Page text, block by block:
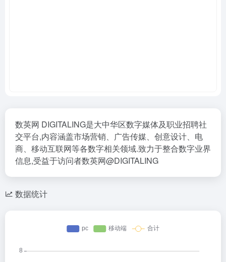
数英网 DIGITALING是大中华区数字媒体及职业招聘社
交平台,内容涵盖市场营销、广告传媒、创意设计、电
商、移动互联网等各数字相关领域.致力于整合数字业界
信息,受益于访问者数英网@DIGITALING
数据统计